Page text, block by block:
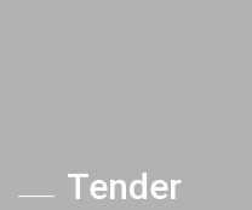
Tender